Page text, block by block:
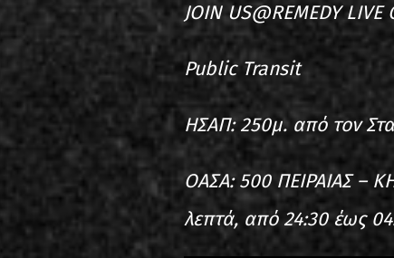
JOIN US@REMEDY LIVE
Public Transit
ΗΣΑΠ: 250μ. από τον
ΟΑΣΑ: 500 ΠΕΙΡΑΙΑΣ –
λεπτά, από 24:30 έως